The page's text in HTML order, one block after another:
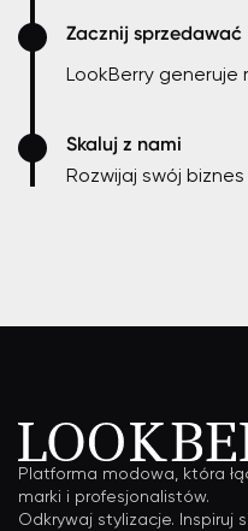
Zacznij sprzedawać
LookBerry generuje
Skaluj z nami
Rozwijaj swój
Platforma modowa, która
marki i profesjonalistów.
Odkrywaj stylizacje. Inspiruj